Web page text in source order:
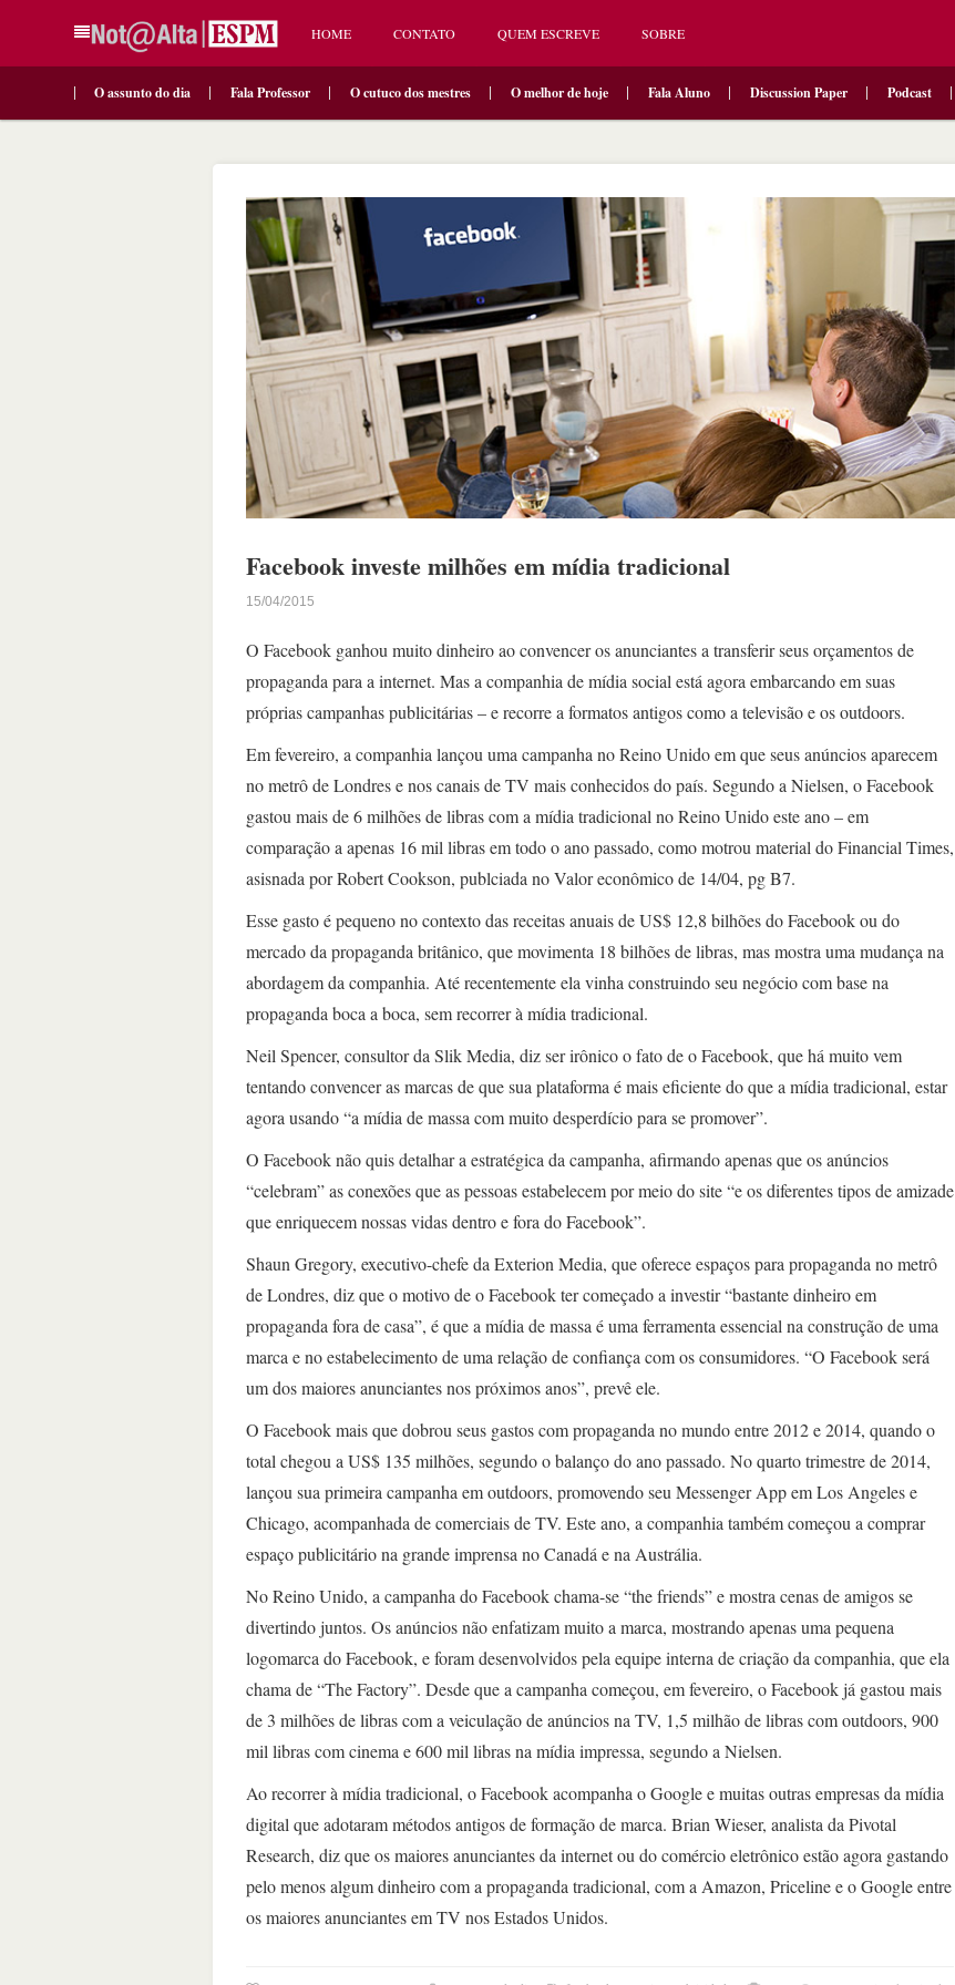
HOME CONTATO QUEM ESCREVE SOBRE
O assunto do dia Fala Professor O cutuco dos mestres O melhor de hoje Fala Aluno Discussion Paper Podcast
Facebook investe milhões em mídia tradicional
15/04/2015
O Facebook ganhou muito dinheiro ao convencer os anunciantes a transferir seus orçamentos de
propaganda para a internet. Mas a companhia de mídia social está agora embarcando em suas
próprias campanhas publicitárias – e recorre a formatos antigos como a televisão e os outdoors.
Em fevereiro, a companhia lançou uma campanha no Reino Unido em que seus anúncios aparecem
no metrô de Londres e nos canais de TV mais conhecidos do país. Segundo a Nielsen, o Facebook
gastou mais de 6 milhões de libras com a mídia tradicional no Reino Unido este ano – em
comparação a apenas 16 mil libras em todo o ano passado, como motrou material do Financial Times,
asisnada por Robert Cookson, publciada no Valor econômico de 14/04, pg B7.
Esse gasto é pequeno no contexto das receitas anuais de US$ 12,8 bilhões do Facebook ou do
mercado da propaganda britânico, que movimenta 18 bilhões de libras, mas mostra uma mudança na
abordagem da companhia. Até recentemente ela vinha construindo seu negócio com base na
propaganda boca a boca, sem recorrer à mídia tradicional.
Neil Spencer, consultor da Slik Media, diz ser irônico o fato de o Facebook, que há muito vem
tentando convencer as marcas de que sua plataforma é mais eficiente do que a mídia tradicional, estar
agora usando “a mídia de massa com muito desperdício para se promover”.
O Facebook não quis detalhar a estratégica da campanha, afirmando apenas que os anúncios
“celebram” as conexões que as pessoas estabelecem por meio do site “e os diferentes tipos de amizade
que enriquecem nossas vidas dentro e fora do Facebook”.
Shaun Gregory, executivo-chefe da Exterion Media, que oferece espaços para propaganda no metrô
de Londres, diz que o motivo de o Facebook ter começado a investir “bastante dinheiro em
propaganda fora de casa”, é que a mídia de massa é uma ferramenta essencial na construção de uma
marca e no estabelecimento de uma relação de confiança com os consumidores. “O Facebook será
um dos maiores anunciantes nos próximos anos”, prevê ele.
O Facebook mais que dobrou seus gastos com propaganda no mundo entre 2012 e 2014, quando o
total chegou a US$ 135 milhões, segundo o balanço do ano passado. No quarto trimestre de 2014,
lançou sua primeira campanha em outdoors, promovendo seu Messenger App em Los Angeles e
Chicago, acompanhada de comerciais de TV. Este ano, a companhia também começou a comprar
espaço publicitário na grande imprensa no Canadá e na Austrália.
No Reino Unido, a campanha do Facebook chama-se “the friends” e mostra cenas de amigos se
divertindo juntos. Os anúncios não enfatizam muito a marca, mostrando apenas uma pequena
logomarca do Facebook, e foram desenvolvidos pela equipe interna de criação da companhia, que ela
chama de “The Factory”. Desde que a campanha começou, em fevereiro, o Facebook já gastou mais
de 3 milhões de libras com a veiculação de anúncios na TV, 1,5 milhão de libras com outdoors, 900
mil libras com cinema e 600 mil libras na mídia impressa, segundo a Nielsen.
Ao recorrer à mídia tradicional, o Facebook acompanha o Google e muitas outras empresas da mídia
digital que adotaram métodos antigos de formação de marca. Brian Wieser, analista da Pivotal
Research, diz que os maiores anunciantes da internet ou do comércio eletrônico estão agora gastando
pelo menos algum dinheiro com a propaganda tradicional, com a Amazon, Priceline e o Google entre
os maiores anunciantes em TV nos Estados Unidos.